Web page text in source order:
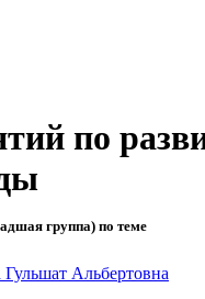
по
группа) по теме
Альбертовна